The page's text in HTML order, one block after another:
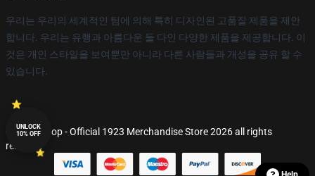
우리는 우리의 세계적인 팀에 의해 특히 디자인된 고품질 제품을 제안
합니다. 우리는 유행과 아름다운 둘 다인 다양한 제품을 제공합니다. 이
것은 개인 스타일을 보여뿐만 아니라 다른 사람들과 개성을 공유 할 수
있습니다.
© 1923 Shop - Official 1923 Merchandise Store 2026 all rights
reserved
UNLOCK
10% OFF